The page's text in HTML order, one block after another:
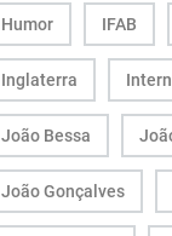
Humor IFAB
Inglaterra
João Bessa
João Gonçalves